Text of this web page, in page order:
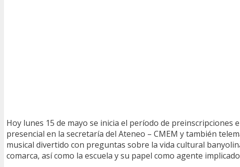
Hoy lunes 15 de mayo se inicia el período de preinscripciones
presencial en la secretaría del Ateneo – CMEM y también
musical divertido con preguntas sobre la vida cultural
comarca, así como la escuela y su papel como agente